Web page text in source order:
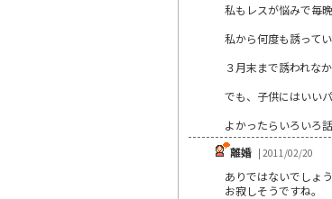
私もレスが悩みで毎
私から何度も誘って
３月末まで誘われな
でも、子供にはいい
よかったらいろいろ
離婚 | 2011/02/20
ありではないでしょう
お寂しそうですね。